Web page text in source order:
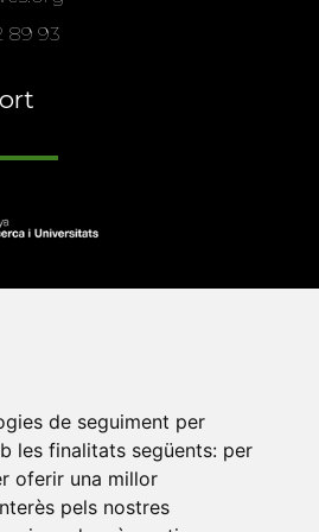
de seguiment per
les finalitats següents: per
oferir una millor
pels nostres
89 93
•Universitat CEU Cardenal